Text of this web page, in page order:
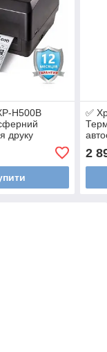
H500B
друку
бірок для
✅
2